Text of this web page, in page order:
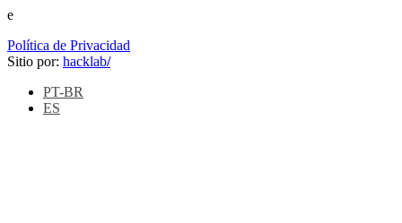
e
Política de Privacidad
Sitio por: hacklab/
PT-BR
ES